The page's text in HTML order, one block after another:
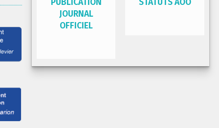
JOURNAL
OFFICIEL